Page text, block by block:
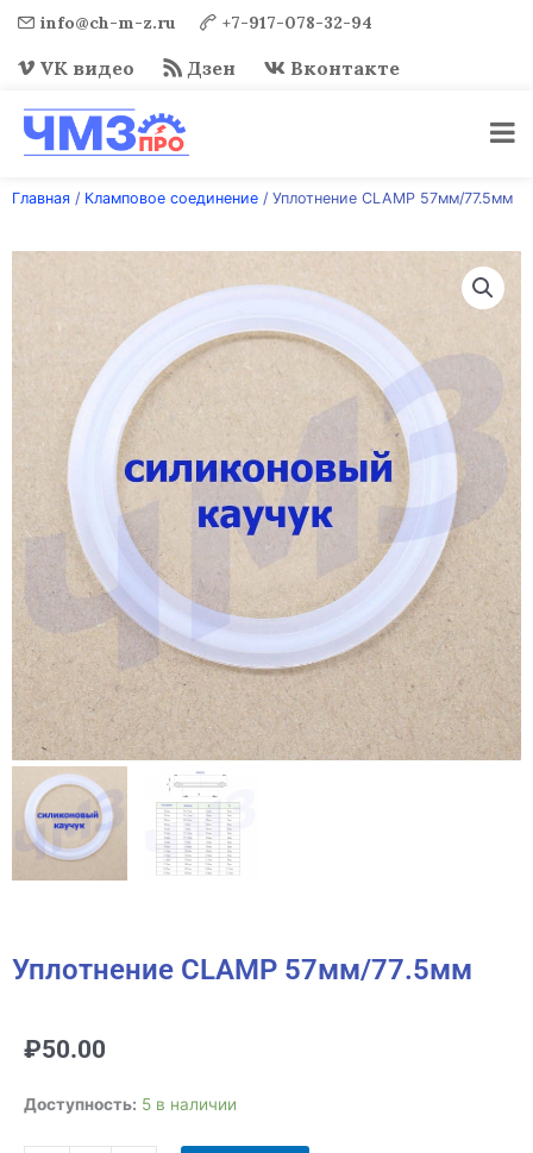
info@ch-m-z.ru +7-917-078-32-94
VK видео Дзен Вконтакте
Главная / Кламповое соединение / Уплотнение CLAMP 57мм/77.5мм
Уплотнение CLAMP 57мм/77.5мм
₽50.00
Доступность: 5 в наличии
Количество